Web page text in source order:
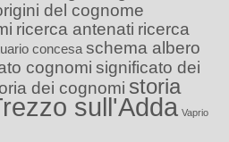
del cognome
ricerca antenati ricerca
concesa schema albero
cognomi significato dei
dei cognomi storia
sull'Adda Vaprio